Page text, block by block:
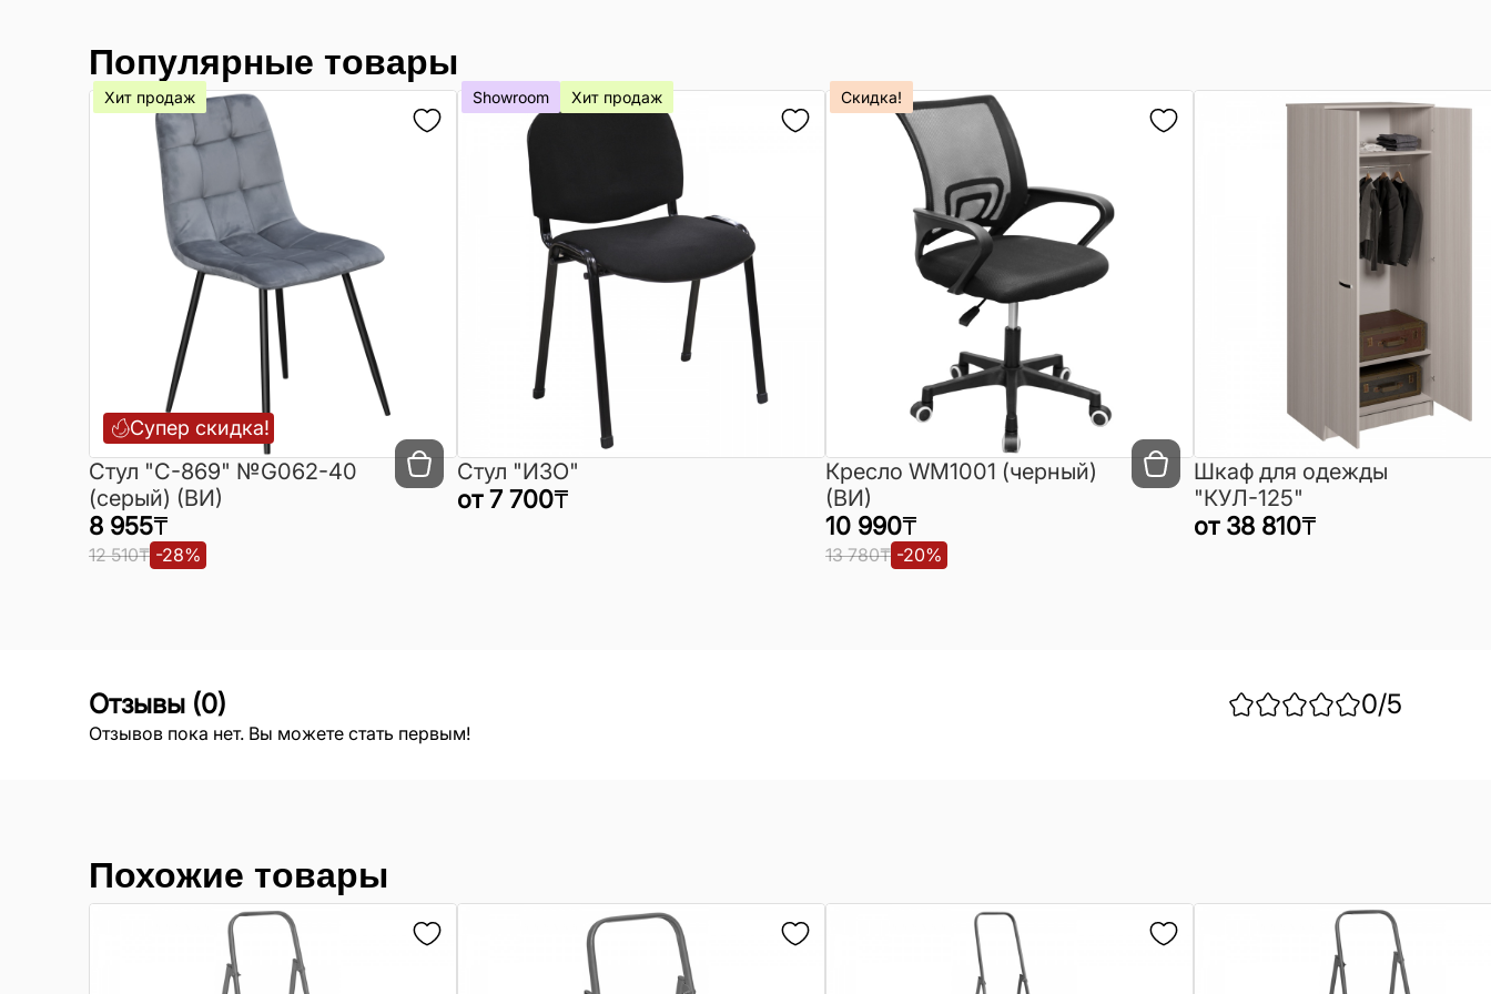
Популярные товары
Супер скидка!
Хит продаж
Cтул "C-869" №G062-40
(серый) (ВИ)
8 955₸
12 510₸ -28%
Showroom Хит продаж
Стул "ИЗО"
от 7 700₸
Скидка!
Кресло WM1001 (черный)
(ВИ)
10 990₸
13 780₸ -20%
Шкаф для одежды
"КУЛ-125"
от 38 810₸
Отзывы (0) 0/5
Отзывов пока нет. Вы можете стать первым!
Похожие товары